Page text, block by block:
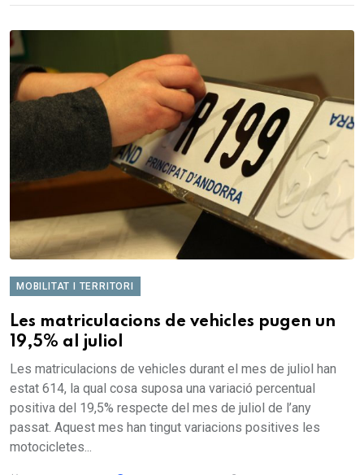
MOBILITAT I TERRITORI
Les matriculacions de vehicles pugen un
19,5% al juliol
Les matriculacions de vehicles durant el mes de juliol han
estat 614, la qual cosa suposa una variació percentual
positiva del 19,5% respecte del mes de juliol de l’any
passat. Aquest mes han tingut variacions positives les
motocicletes...